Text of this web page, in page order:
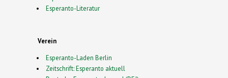
Esperanto-Literatur
Verein
Esperanto-Laden Berlin
Zeitschrift: Esperanto aktuell